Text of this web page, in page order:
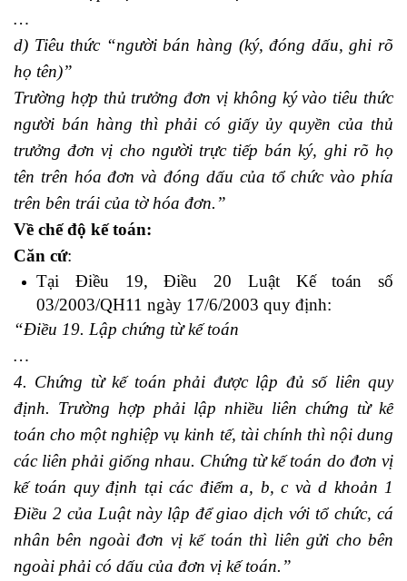
…
d) Tiêu thức “người bán hàng (ký, đóng dấu, ghi rõ
họ tên)”
Trường hợp thủ trưởng đơn vị không ký vào tiêu thức
người bán hàng thì phải có giấy ủy quyền của thủ
trưởng đơn vị cho người trực tiếp bán ký, ghi rõ họ
tên trên hóa đơn và đóng dấu của tổ chức vào phía
trên bên trái của tờ hóa đơn.”
Về chế độ kế toán:
Căn cứ:
Tại Điều 19, Điều 20 Luật Kế toán số
03/2003/QH11 ngày 17/6/2003 quy định:
“Điều 19. Lập chứng từ kế toán
…
4. Chứng từ kế toán phải được lập đủ số liên quy
định. Trường hợp phải lập nhiều liên chứng từ kế
toán cho một nghiệp vụ kinh tế, tài chính thì nội dung
các liên phải giống nhau. Chứng từ kế toán do đơn vị
kế toán quy định tại các điểm a, b, c và d khoản 1
Điều 2 của Luật này lập để giao dịch với tổ chức, cá
nhân bên ngoài đơn vị kế toán thì liên gửi cho bên
ngoài phải có dấu của đơn vị kế toán.”